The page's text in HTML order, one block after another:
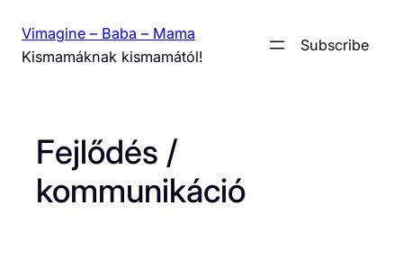
content
Vimagine – Baba – Mama
Kismamáknak kismamától!
Subscribe
Fejlődés /
kommunikáció